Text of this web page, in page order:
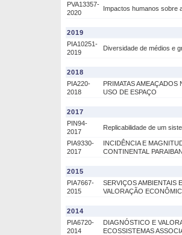
PVA13357-
2020
Impactos humanos sobre
2019
PIA10251-
2019
Diversidade de médios e
2018
PIA220-
2018
PRIMATAS
USO DE ESPAÇO
2017
PIN94-
2017
Replicabilidade de um
PIA9330-
2017
INCIDÊNCIA E
CONTINENTAL
2015
PIA7667-
2015
SERVIÇOS AMBIENTAIS
VALORAÇÃO
2014
PIA6720-
2014
DIAGNÓSTICO E
ECOSSISTEMAS